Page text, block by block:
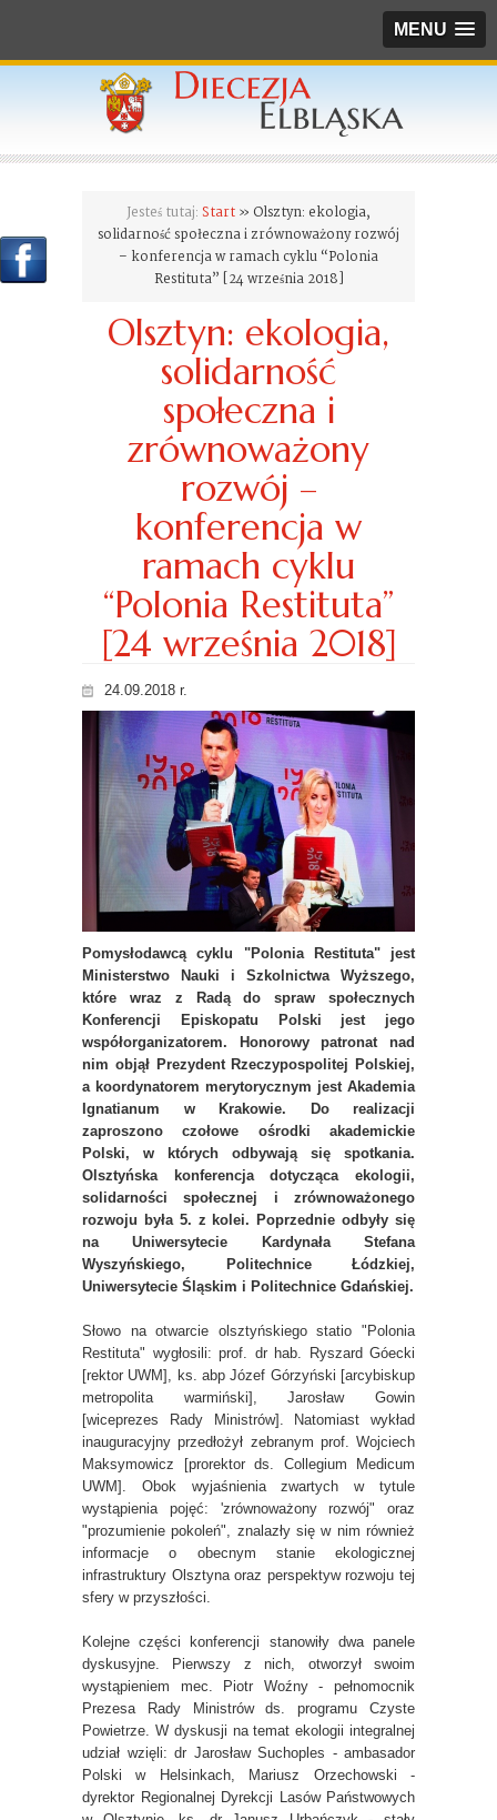
MENU
Jesteś tutaj: Start » Olsztyn: ekologia,
solidarność społeczna i zrównoważony rozwój
– konferencja w ramach cyklu “Polonia
Restituta” [24 września 2018]
Olsztyn: ekologia,
solidarność
społeczna i
zrównoważony
rozwój –
konferencja w
ramach cyklu
“Polonia Restituta”
[24 września 2018]
24.09.2018 r.
Pomysłodawcą cyklu "Polonia Restituta" jest
Ministerstwo Nauki i Szkolnictwa Wyższego,
które wraz z Radą do spraw społecznych
Konferencji Episkopatu Polski jest jego
współorganizatorem. Honorowy patronat nad
nim objął Prezydent Rzeczypospolitej Polskiej,
a koordynatorem merytorycznym jest Akademia
Ignatianum w Krakowie. Do realizacji
zaproszono czołowe ośrodki akademickie
Polski, w których odbywają się spotkania.
Olsztyńska konferencja dotycząca ekologii,
solidarności społecznej i zrównoważonego
rozwoju była 5. z kolei. Poprzednie odbyły się
na Uniwersytecie Kardynała Stefana
Wyszyńskiego, Politechnice Łódzkiej,
Uniwersytecie Śląskim i Politechnice Gdańskiej.
Słowo na otwarcie olsztyńskiego statio "Polonia
Restituta" wygłosili: prof. dr hab. Ryszard Góecki
[rektor UWM], ks. abp Józef Górzyński [arcybiskup
metropolita warmiński], Jarosław Gowin
[wiceprezes Rady Ministrów]. Natomiast wykład
inauguracyjny przedłożył zebranym prof. Wojciech
Maksymowicz [prorektor ds. Collegium Medicum
UWM]. Obok wyjaśnienia zwartych w tytule
wystąpienia pojęć: 'zrównoważony rozwój" oraz
"prozumienie pokoleń", znalazły się w nim również
informacje o obecnym stanie ekologicznej
infrastruktury Olsztyna oraz perspektyw rozwoju tej
sfery w przyszłości.
Kolejne części konferencji stanowiły dwa panele
dyskusyjne. Pierwszy z nich, otworzył swoim
wystąpieniem mec. Piotr Woźny - pełnomocnik
Prezesa Rady Ministrów ds. programu Czyste
Powietrze. W dyskusji na temat ekologii integralnej
udział wzięli: dr Jarosław Suchoples - ambasador
Polski w Helsinkach, Mariusz Orzechowski -
dyrektor Regionalnej Dyrekcji Lasów Państwowych